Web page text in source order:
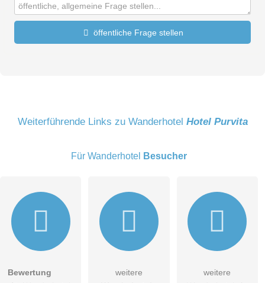
öffentliche Frage stellen
E-Mail-Adresse (wird nicht veröffentlicht)
Hiermit akzeptiere ich dieAGB
Weiterführende Links zu Wanderhotel Hotel Purvita
Für Wanderhotel Besucher
Bewertung
weitere
weitere